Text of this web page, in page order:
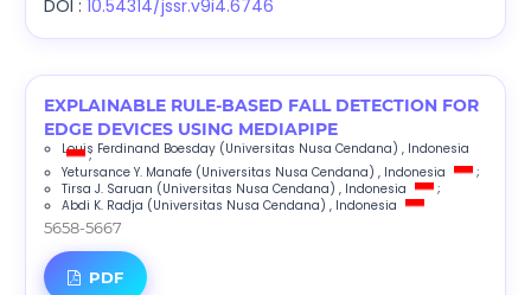
DOI : 10.54314/jssr.v9i4.6746
EXPLAINABLE RULE-BASED FALL DETECTION FOR
EDGE DEVICES USING MEDIAPIPE
Louis Ferdinand Boesday (Universitas Nusa Cendana) , Indonesia
;
Yetursance Y. Manafe (Universitas Nusa Cendana) , Indonesia
;
Tirsa J. Saruan (Universitas Nusa Cendana) , Indonesia
;
Abdi K. Radja (Universitas Nusa Cendana) , Indonesia
5658-5667
PDF